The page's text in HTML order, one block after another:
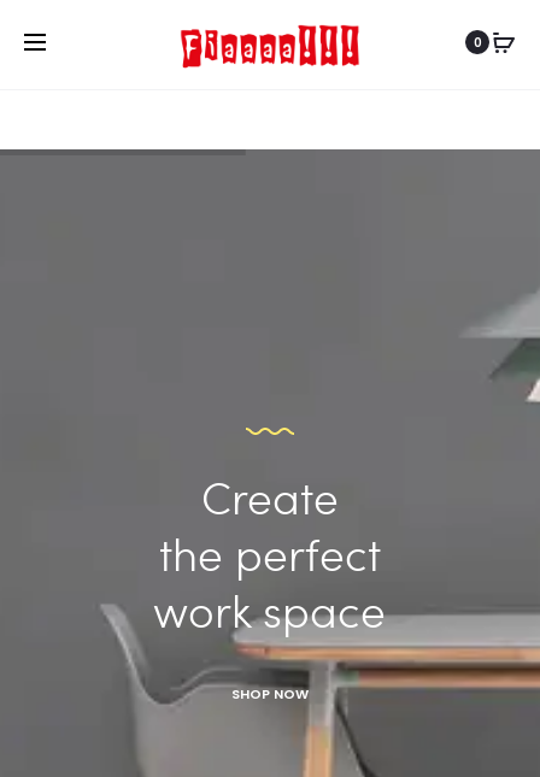
0
Create
the perfect
work space
SHOP NOW